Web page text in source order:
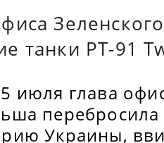
танки PT-91
июля глава
перебросила
Украины,